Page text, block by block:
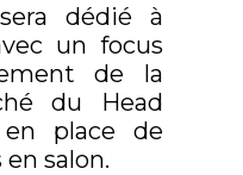
dédié à
un focus
de la
du Head
place de
salon.